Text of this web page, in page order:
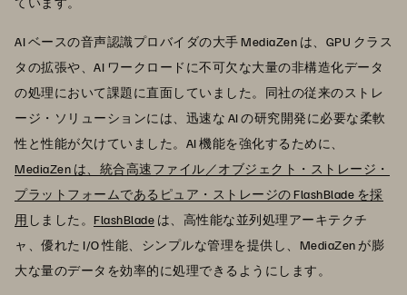
AI ベースの音声認識プロバイダの大手 MediaZen は、GPU クラス
タの拡張や、AI ワークロードに不可欠な大量の非構造化データ
の処理において課題に直面していました。同社の従来のストレ
ージ・ソリューションには、迅速な AI の研究開発に必要な柔軟
性と性能が欠けていました。AI 機能を強化するために、
MediaZen は、統合高速ファイル／オブジェクト・ストレージ・
プラットフォームであるピュア・ストレージの FlashBlade を採
用 しました。 FlashBlade は、高性能な並列処理アーキテクチ
ャ、優れた I/O 性能、シンプルな管理を提供し、MediaZen が膨
大な量のデータを効率的に処理できるようにします。